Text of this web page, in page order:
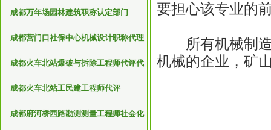
成都万年场园林建筑职称认定部门
成都营门口社保中心机械设计职称代理
成都火车北站爆破与拆除工程师代评代
成都火车北站工民建工程师代评
成都府河桥西路勘测测量工程师社会化
要担心该专业的
所有机械制造
机械的企业，矿